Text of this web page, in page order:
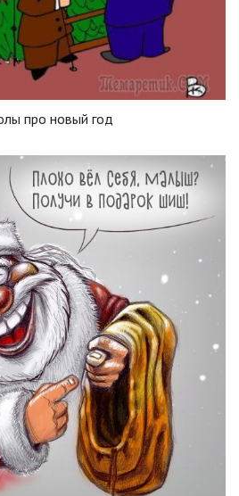
про новый год